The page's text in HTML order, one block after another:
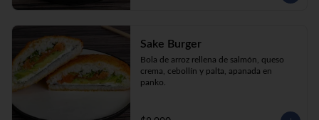
Sake Burger
Bola de arroz rellena de salmón, queso
crema, cebollín y palta, apanada en
panko.